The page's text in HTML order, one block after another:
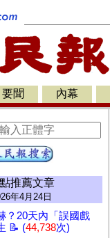
要聞 內幕
推薦文章
年4月24日
？20天內「誤國戲
📝 (44,738次)